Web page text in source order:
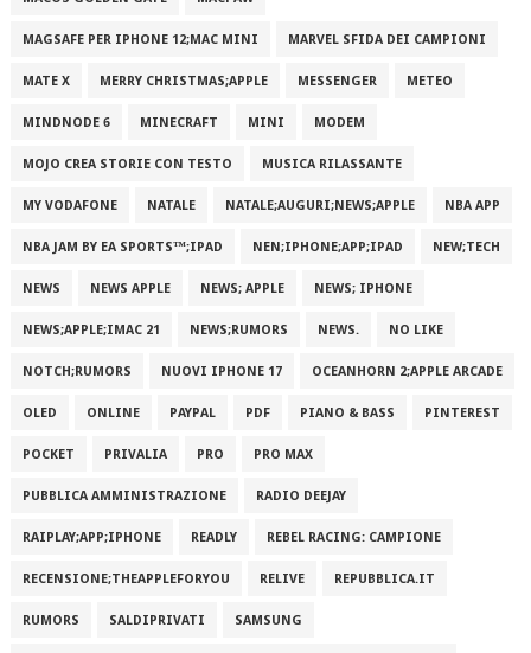
MAGSAFE PER IPHONE 12;MAC MINI MARVEL SFIDA DEI CAMPIONI
MATE X MERRY CHRISTMAS;APPLE MESSENGER METEO
MINDNODE 6 MINECRAFT MINI MODEM
MOJO CREA STORIE CON TESTO MUSICA RILASSANTE
MY VODAFONE NATALE NATALE;AUGURI;NEWS;APPLE NBA APP
NBA JAM BY EA SPORTS™;IPAD NEN;IPHONE;APP;IPAD NEW;TECH
NEWS NEWS APPLE NEWS; APPLE NEWS; IPHONE
NEWS;APPLE;IMAC 21 NEWS;RUMORS NEWS. NO LIKE
NOTCH;RUMORS NUOVI IPHONE 17 OCEANHORN 2;APPLE ARCADE
OLED ONLINE PAYPAL PDF PIANO & BASS PINTEREST
POCKET PRIVALIA PRO PRO MAX
PUBBLICA AMMINISTRAZIONE RADIO DEEJAY
RAIPLAY;APP;IPHONE READLY REBEL RACING: CAMPIONE
RECENSIONE;THEAPPLEFORYOU RELIVE REPUBBLICA.IT
RUMORS SALDIPRIVATI SAMSUNG